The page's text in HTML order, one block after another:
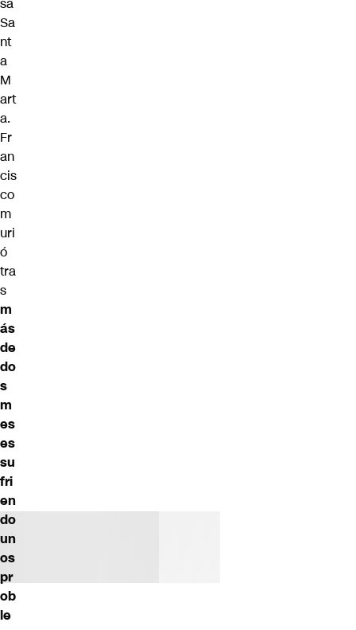
Sa
nt
a
M
art
a.
Fr
an
cis
co
m
uri
ó
tra
s
m
ás
de
do
s
m
es
es
su
fri
en
do
un
os
pr
ob
le